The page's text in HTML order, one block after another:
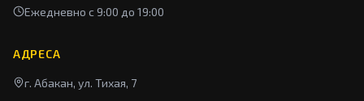
Ежедневно с 9:00 до 19:00
АДРЕСА
г. Абакан, ул. Тихая, 7